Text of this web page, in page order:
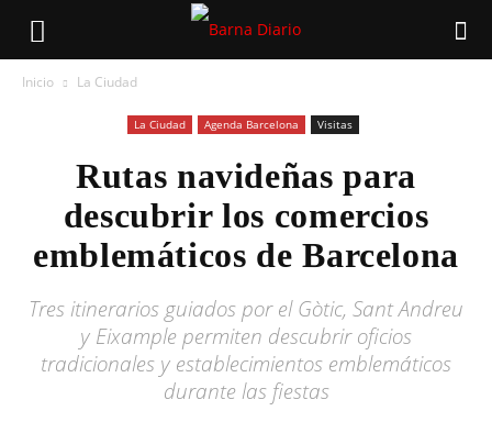
Inicio La Ciudad
La Ciudad Agenda Barcelona Visitas
Rutas navideñas para
descubrir los comercios
emblemáticos de Barcelona
Tres itinerarios guiados por el Gòtic, Sant Andreu
y Eixample permiten descubrir oficios
tradicionales y establecimientos emblemáticos
durante las fiestas